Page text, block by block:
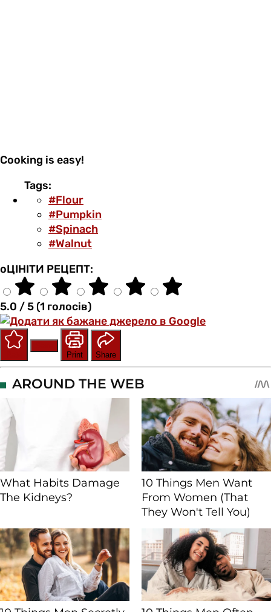
Cooking is easy!
Tags:
#Flour
#Pumpkin
#Spinach
#Walnut
оЦІНІТИ РЕЦЕПТ:
5.0 / 5 (1 голосів)
Print
Share